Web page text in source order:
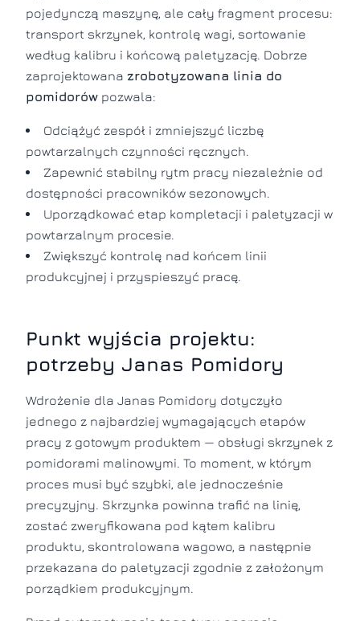
pojedynczą maszynę, ale cały fragment procesu:
transport skrzynek, kontrolę wagi, sortowanie
według kalibru i końcową paletyzację. Dobrze
zaprojektowana zrobotyzowana linia do
pomidorów pozwala:
Odciążyć zespół i zmniejszyć liczbę
powtarzalnych czynności ręcznych.
Zapewnić stabilny rytm pracy niezależnie od
dostępności pracowników sezonowych.
Uporządkować etap kompletacji i paletyzacji w
powtarzalnym procesie.
Zwiększyć kontrolę nad końcem linii
produkcyjnej i przyspieszyć pracę.
Punkt wyjścia projektu:
potrzeby Janas Pomidory
Wdrożenie dla Janas Pomidory dotyczyło
jednego z najbardziej wymagających etapów
pracy z gotowym produktem — obsługi skrzynek z
pomidorami malinowymi. To moment, w którym
proces musi być szybki, ale jednocześnie
precyzyjny. Skrzynka powinna trafić na linię,
zostać zweryfikowana pod kątem kalibru
produktu, skontrolowana wagowo, a następnie
przekazana do paletyzacji zgodnie z założonym
porządkiem produkcyjnym.